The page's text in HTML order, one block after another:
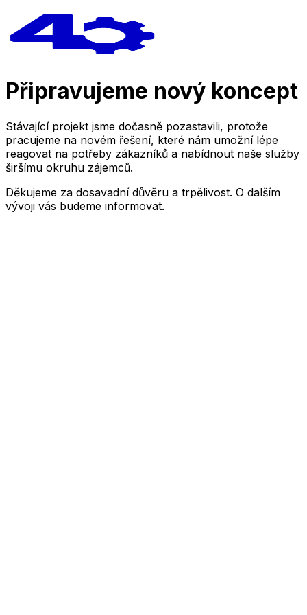
Připravujeme nový koncept
Stávající projekt jsme dočasně pozastavili, protože
pracujeme na novém řešení, které nám umožní lépe
reagovat na potřeby zákazníků a nabídnout naše služby
širšímu okruhu zájemců.
Děkujeme za dosavadní důvěru a trpělivost. O dalším
vývoji vás budeme informovat.